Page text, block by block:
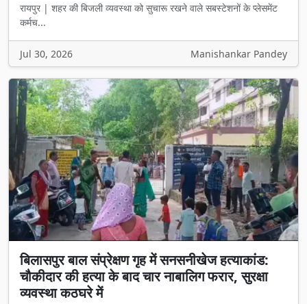
रायपुर | शहर की बिजली व्यवस्था को सुचारू रखने वाले सबस्टेशनों के प्लेसमेंट
कर्मच...
Jul 30, 2026 Manishankar Pandey
बिलासपुर बाल संप्रेक्षण गृह में सनसनीखेज हत्याकांड:
चौकीदार की हत्या के बाद चार नाबालिग फरार, सुरक्षा
व्यवस्था कठघरे में